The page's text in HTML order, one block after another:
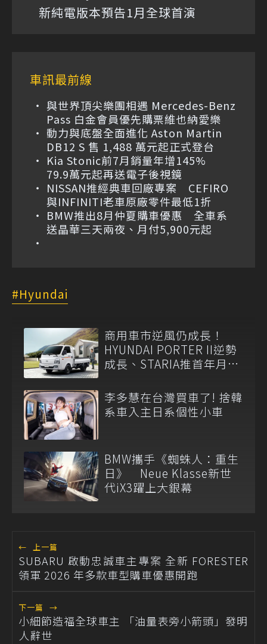
新純電版本預告1月全球首演
車訊最前線
與世界頂尖樂團相遇 Mercedes-Benz
Pass 白金會員優先購票維也納愛樂
動力與底盤全面進化 Aston Martin
DB12 S 售 1,488 萬元起正式登台
Kia Stonic前7月銷量年增145%
79.9萬元起再送電子後視鏡
NISSAN推經典車回廠專案 CEFIRO
與INFINITI老車原廠零件最低1折
BMW推出8月仲夏購車優惠 全車系
送晶華三天兩夜、月付5,900元起
Hyundai
商用車市逆風仍成長！
HYUNDAI PORTER II逆勢
成長、STARIA推首年月付
李多慧在台灣買車了! 捨韓
系車入主日系個性小車
BMW攜手《蜘蛛人：重生
日》 Neue Klasse新世
代iX3躍上大銀幕
← 上一篇
SUBARU 啟動忠誠車主專案 全新 FORESTER
領軍 2026 年多款車型購車優惠開跑
下一篇 →
小細節造福全球車主 「油量表旁小箭頭」發明
人辭世